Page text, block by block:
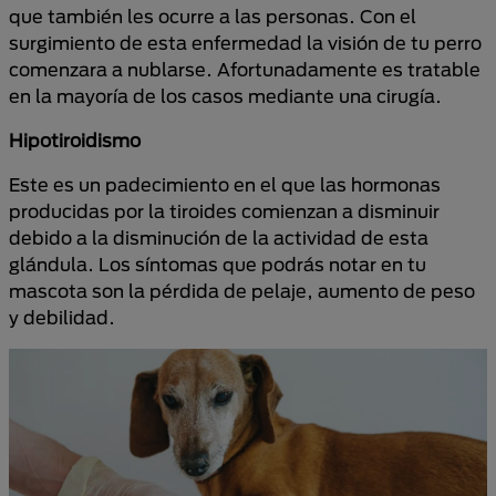
que también les ocurre a las personas. Con el
surgimiento de esta enfermedad la visión de tu perro
comenzara a nublarse. Afortunadamente es tratable
en la mayoría de los casos mediante una cirugía.
Hipotiroidismo
Este es un padecimiento en el que las hormonas
producidas por la tiroides comienzan a disminuir
debido a la disminución de la actividad de esta
glándula. Los síntomas que podrás notar en tu
mascota son la pérdida de pelaje, aumento de peso
y debilidad.